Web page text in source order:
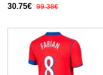
Žensko 2025-26 Kratak
30.75€ 99.38€